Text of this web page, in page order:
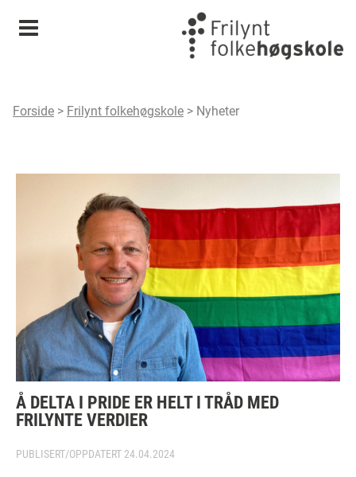
Meny
Forside > Frilynt folkehøgskole > Nyheter
Å DELTA I PRIDE ER HELT I TRÅD MED
FRILYNTE VERDIER
PUBLISERT/OPPDATERT 24.04.2024